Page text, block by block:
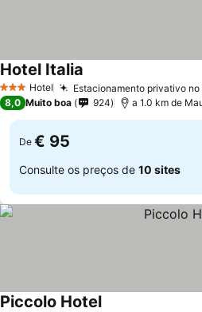
3 EstrelasHotel Estacionamento privativo
Hotel Italia
8,0 Muito boa 924 a 1.0 km de
De € 95
Consulte os preços de 10 sites
Piccolo Hotel